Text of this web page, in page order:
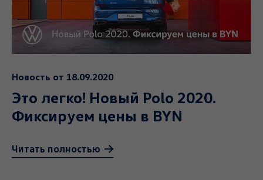
Новость от 18.09.2020
Это легко! Новый Polo 2020.
Фиксируем цены в BYN
Читать полностью